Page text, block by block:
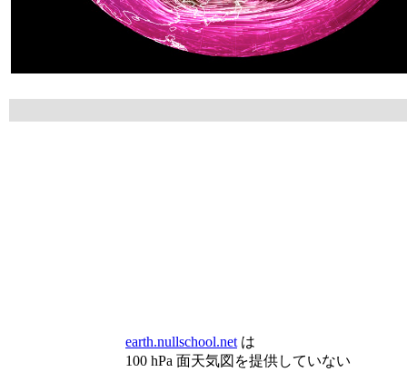
earth.nullschool.net は
100 hPa 面天気図を提供していない